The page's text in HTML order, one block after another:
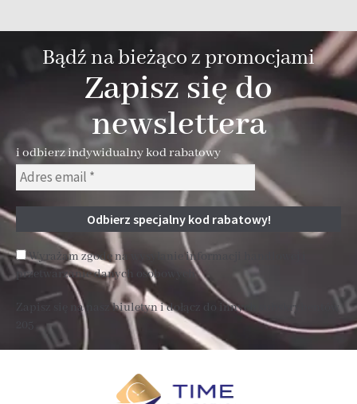
Bądź na bieżąco z promocjami
Zapisz się do
newslettera
i odbierz indywidualny kod rabatowy
Wyrażam zgodę na wysyłanie informacji handlowej i
przetwarzanie danych osobowych
Zapisz się na nasz biuletyn i dołącz do innych subskrybentów